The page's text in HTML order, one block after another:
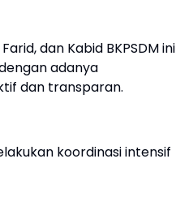
dan Kabid BKPSDM ini
adanya
dan transparan.
koordinasi intensif